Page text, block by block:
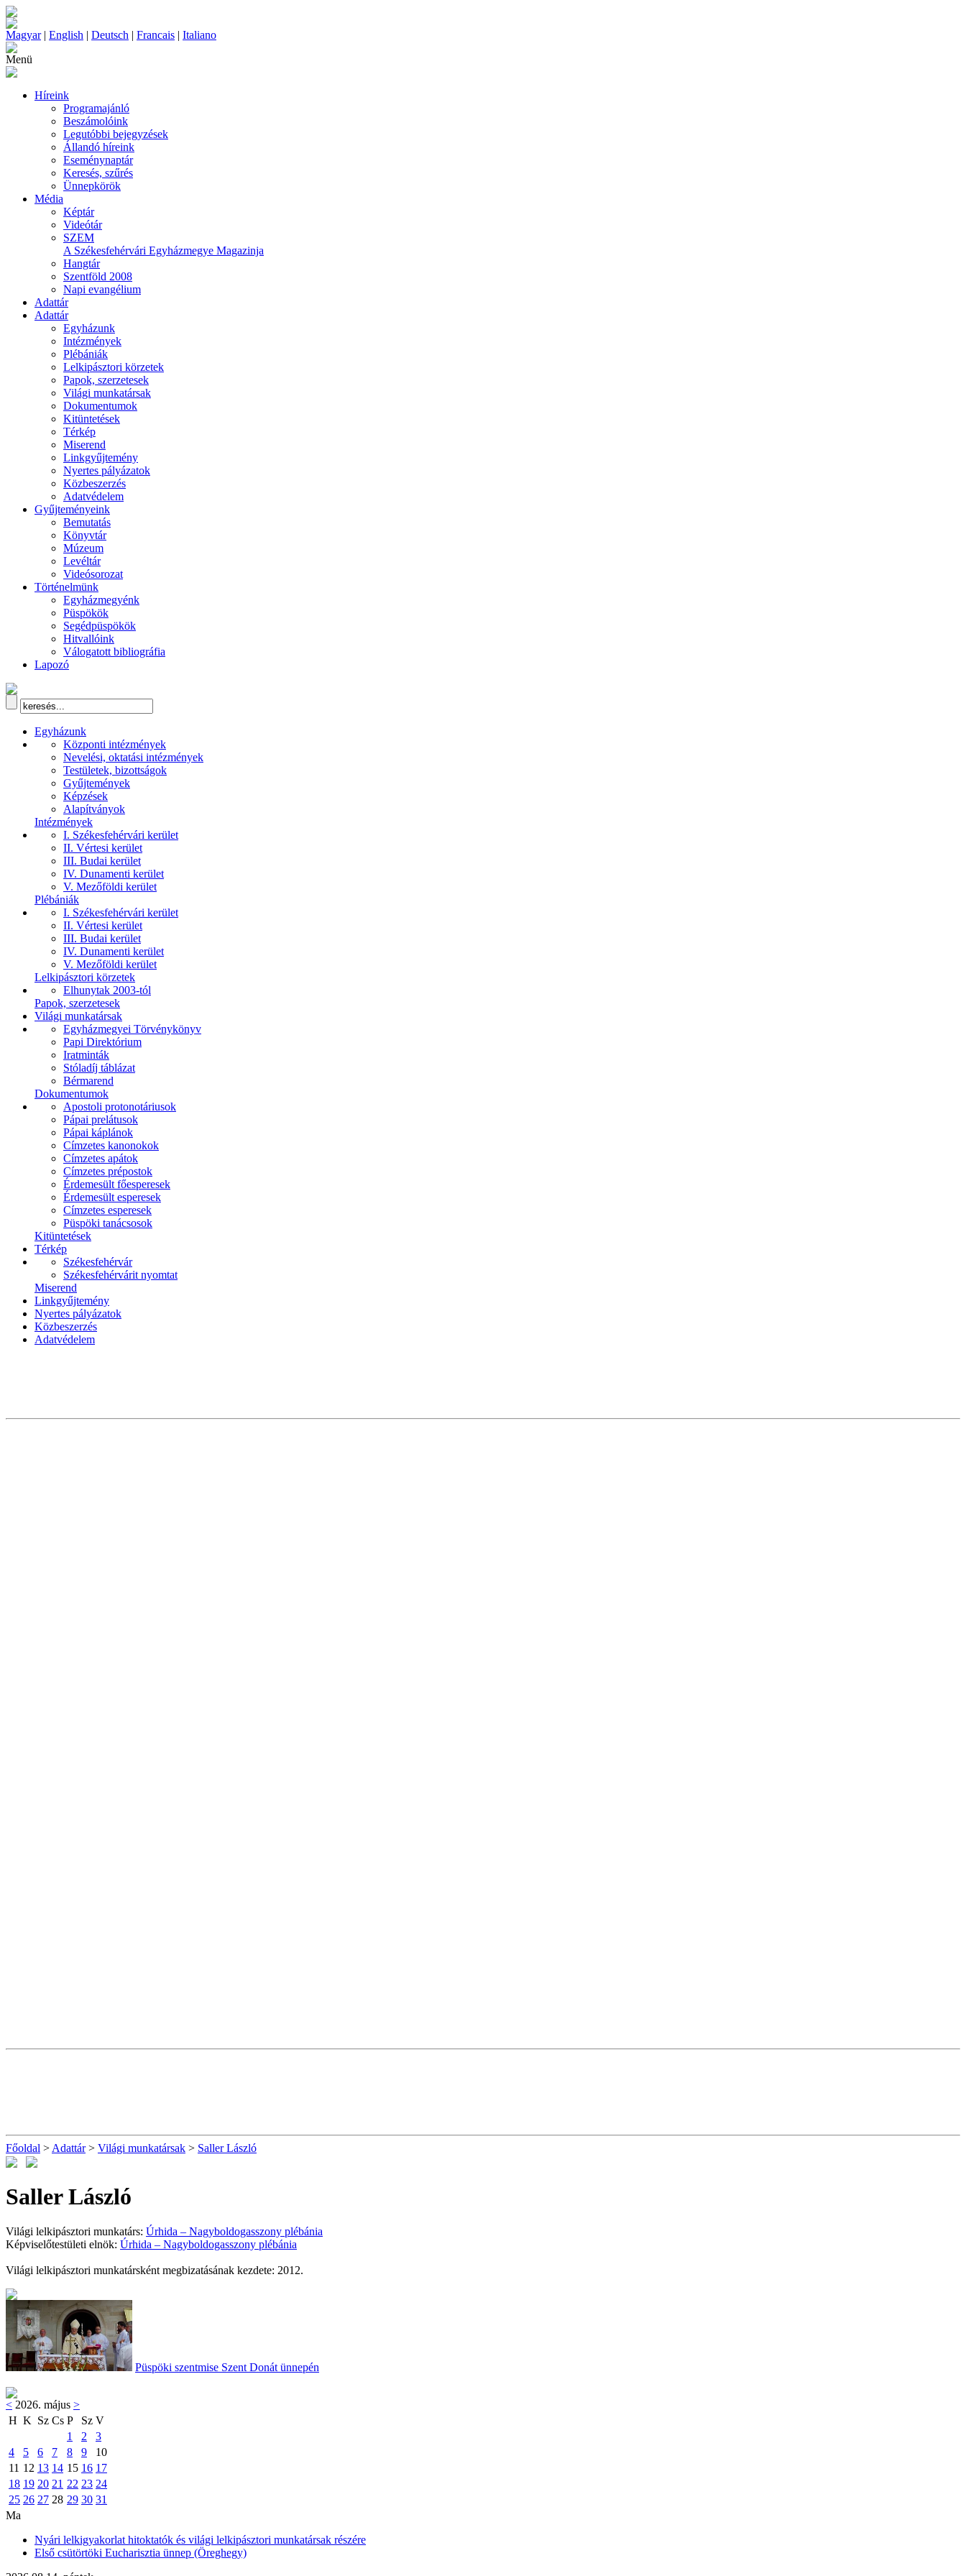
Magyar| English | Deutsch | Francais | Italiano
Menü
Híreink
Programajánló
Beszámolóink
Legutóbbi bejegyzések
Állandó híreink
Eseménynaptár
Keresés, szűrés
Ünnepkörök
Média
Képtár
Videótár
SZEM
A Székesfehérvári Egyházmegye Magazinja
Hangtár
Szentföld 2008
Napi evangélium
Adattár
Adattár
Egyházunk
Intézmények
Plébániák
Lelkipásztori körzetek
Papok, szerzetesek
Világi munkatársak
Dokumentumok
Kitüntetések
Térkép
Miserend
Linkgyűjtemény
Nyertes pályázatok
Közbeszerzés
Adatvédelem
Gyűjteményeink
Bemutatás
Könyvtár
Múzeum
Levéltár
Videósorozat
Történelmünk
Egyházmegyénk
Püspökök
Segédpüspökök
Hitvallóink
Válogatott bibliográfia
Lapozó
Egyházunk
Központi intézmények
Nevelési, oktatási intézmények
Testületek, bizottságok
Gyűjtemények
Képzések
Alapítványok
Intézmények
I. Székesfehérvári kerület
II. Vértesi kerület
III. Budai kerület
IV. Dunamenti kerület
V. Mezőföldi kerület
Plébániák
I. Székesfehérvári kerület
II. Vértesi kerület
III. Budai kerület
IV. Dunamenti kerület
V. Mezőföldi kerület
Lelkipásztori körzetek
Elhunytak 2003-tól
Papok, szerzetesek
Világi munkatársak
Egyházmegyei Törvénykönyv
Papi Direktórium
Iratminták
Stóladíj táblázat
Bérmarend
Dokumentumok
Apostoli protonotáriusok
Pápai prelátusok
Pápai káplánok
Címzetes kanonokok
Címzetes apátok
Címzetes prépostok
Érdemesült főesperesek
Érdemesült esperesek
Címzetes esperesek
Püspöki tanácsosok
Kitüntetések
Térkép
Székesfehérvár
Székesfehérvárit nyomtat
Miserend
Linkgyűjtemény
Nyertes pályázatok
Közbeszerzés
Adatvédelem
Főoldal > Adattár> Világi munkatársak > Saller László
Saller László
Világi lelkipásztori munkatárs: Úrhida – Nagyboldogasszony plébánia
Képviselőtestületi elnök: Úrhida – Nagyboldogasszony plébánia
Világi lelkipásztori munkatársként megbizatásának kezdete: 2012.
Püspöki szentmise Szent Donát ünnepén
< 2026. május >
H K Sz Cs P Sz V
1
2
3
4
5 6 7 8 9
10
11 12 13 14 15 16 17
18 19 20 21 22 23 24
25 26 27 28 29 30 31
Ma
Nyári lelkigyakorlat hitoktatók és világi lelkipásztori munkatársak részére
Első csütörtöki Eucharisztia ünnep (Öreghegy)